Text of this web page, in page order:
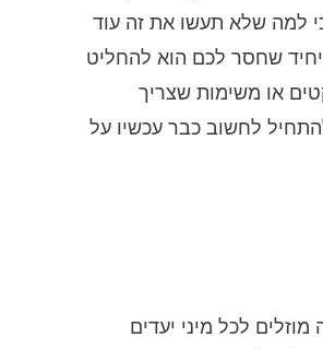
למה שלא תעשו את זה עוד
שחסר לכם הוא להחליט
או משימות שצריך
לחשוב כבר עכשיו על
לכל מיני יעדים